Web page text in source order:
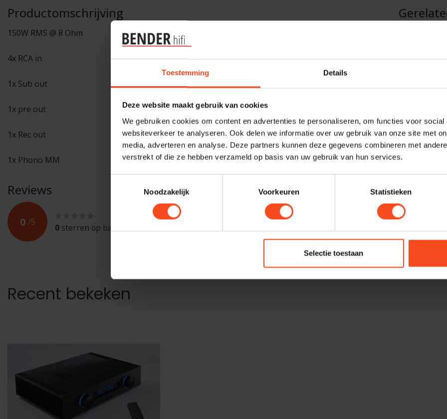
Toestemming Details
Deze website maakt gebruik van cookies
We gebruiken cookies om content en advertenties te personaliseren, om functies voor social
websiteverkeer te analyseren. Ook delen we informatie over uw gebruik van onze site met
media, adverteren en analyse. Deze partners kunnen deze gegevens combineren met
verstrekt of die ze hebben verzameld op basis van uw gebruik van hun services.
Noodzakelijk
Voorkeuren Statistieken
Selectie toestaan
Productomschrijving
150W RMS @ 8 Ohm
4x RCA in
1x Sub out
1x pre out
1x Rec out
1x Phono MM
Reviews
0 /5
0 sterren op basis van0beoordelingen
Je beoordeling toevoegen
Op
Heb je
maken
graag.
Recent bekeken